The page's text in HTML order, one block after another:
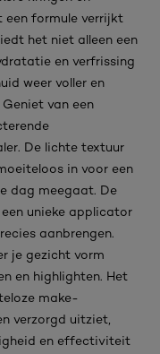
een formule verrijkt
het niet alleen een
en verfrissing
weer voller en
van een
De lichte textuur
in voor een
dag meegaat. De
unieke applicator
aanbrengen.
je gezicht vorm
en highlighten. Het
make-
verzorgd uitziet,
en effectiviteit